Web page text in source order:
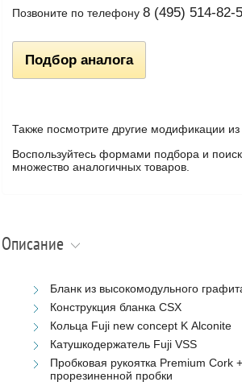
Позвоните по телефону 8 (495) 514-82-
Подбор аналога
Также посмотрите другие модификации из
Воспользуйтесь формами подбора и
множество аналогичных товаров.
Описание
Бланк из высокомодульного
Конструкция бланка CSX
Кольца Fuji new concept K Аlconite
Катушкодержатель Fuji VSS
Пробковая рукоятка Premium Cork
прорезиненной пробки